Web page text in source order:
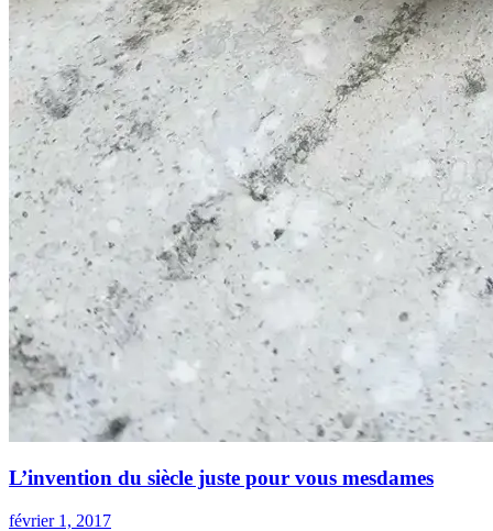
L’invention du siècle juste pour vous mesdames
février 1, 2017